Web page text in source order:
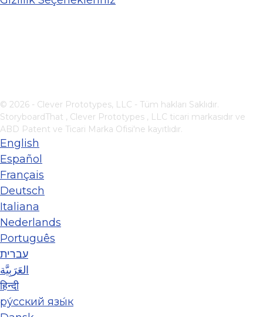
© 2026 - Clever Prototypes, LLC - Tüm hakları Saklıdır.
StoryboardThat , Clever Prototypes , LLC ticari markasıdır ve
ABD Patent ve Ticari Marka Ofisi'ne kayıtlıdır.
English
Español
Français
Deutsch
Italiana
Nederlands
Português
עברית
العَرَبِيَّة
हिन्दी
ру́сский язы́к